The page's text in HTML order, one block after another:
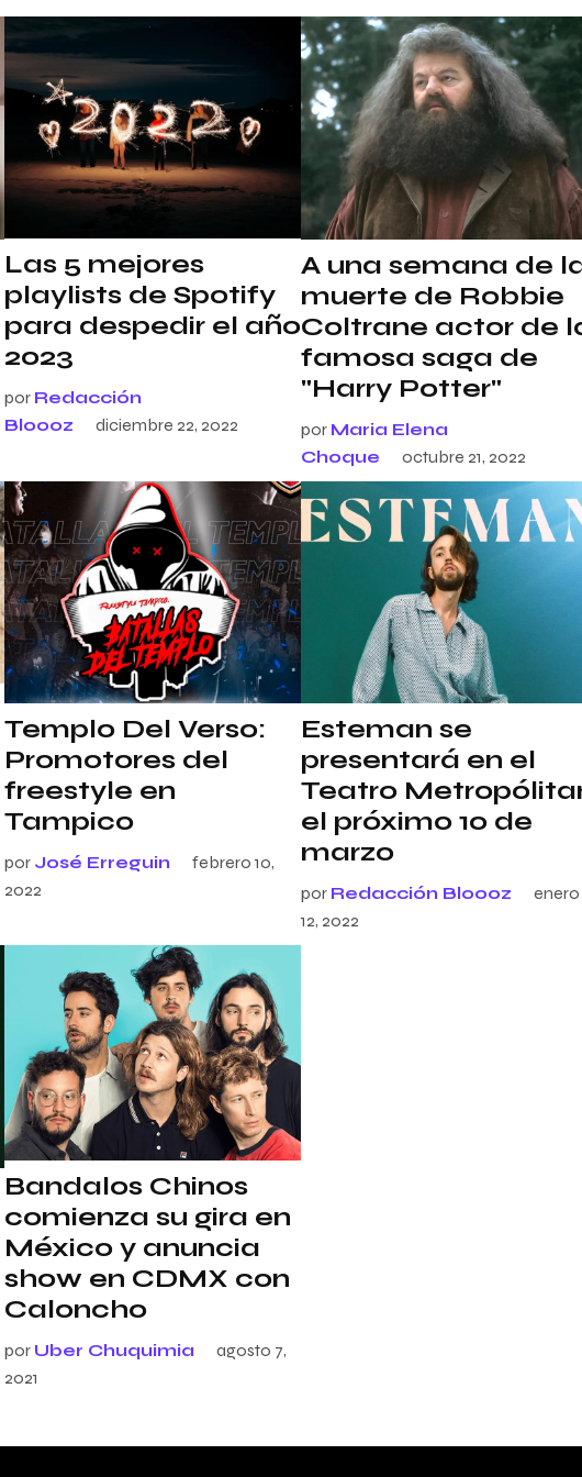
Las 5 mejores
playlists de Spotify
para despedir el año
2023
por Redacción
Bloooz
diciembre 22, 2022
A una semana de
muerte de Robbie
Coltrane actor de
famosa saga de
"Harry Potter"
por Maria Elena
Choque
octubre 21, 2022
Templo Del Verso:
Promotores del
freestyle en
Tampico
por José Erreguin
febrero 10,
2022
Esteman se
presentará en el
Teatro
el próximo 10 de
marzo
por Redacción Bloooz
enero
12, 2022
Bandalos Chinos
comienza su gira en
México y anuncia
show en CDMX con
Caloncho
por Uber Chuquimia
agosto 7,
2021